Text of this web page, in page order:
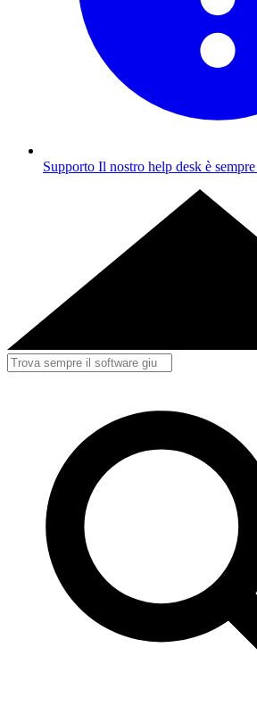
Supporto Il nostro help desk è